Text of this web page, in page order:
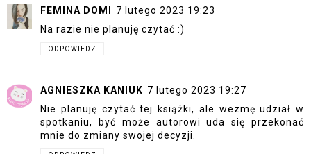
FEMINA DOMI
7 lutego 2023 19:23
Na razie nie planuję czytać :)
ODPOWIEDZ
AGNIESZKA KANIUK 7 lutego 2023 19:27
Nie planuję czytać tej książki, ale wezmę udział w
spotkaniu, być może autorowi uda się przekonać
mnie do zmiany swojej decyzji.